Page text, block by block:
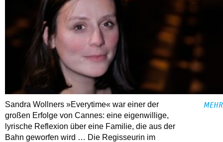
Sandra Wollners »Everytime« war einer der
großen Erfolge von Cannes: eine eigenwillige,
lyrische Reflexion über eine ­Familie, die aus der
Bahn geworfen wird … Die Regisseurin im
MEHR